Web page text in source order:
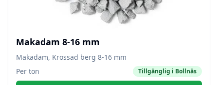
Makadam 8-16 mm
Makadam, Krossad berg 8-16 mm
Per ton
Tillgänglig i Bollnäs